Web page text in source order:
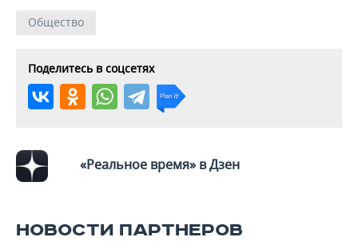
Общество
Поделитесь в соцсетях
«Реальное время» в Дзен
НОВОСТИ ПАРТНЕРОВ